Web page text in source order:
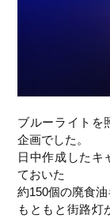
ブルーライトを
企画でした。
日中作成したキ
ておいた
約150個の廃食
もともと街路灯